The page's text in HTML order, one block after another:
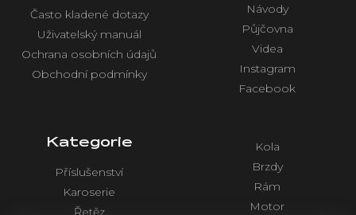
Často kladené dotazy
Uživatelský manuál
Ochrana osobních údajů
Obchodní podmínky
Návody
Půjčovna
Videa
Instagram
Facebook
Kategorie
Příslušenství
Karoserie
Řetěz
Kola
Brzdy
Rám
Motor